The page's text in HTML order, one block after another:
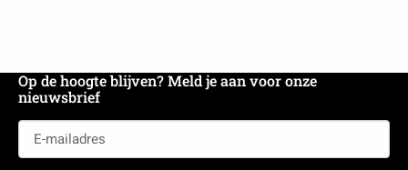
Op de hoogte blijven? Meld je aan voor onze
nieuwsbrief
mailadres